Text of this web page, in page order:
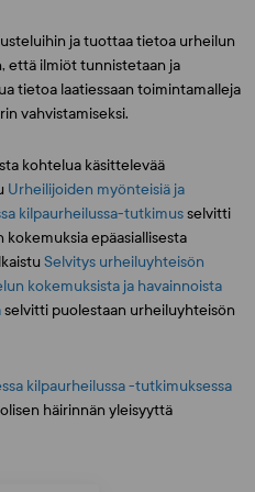
ja tuottaa tietoa urheilun
että ilmiöt tunnistetaan ja
tietoa laatiessaan toimintamalleja
vahvistamiseksi.
kohtelua käsittelevää
Urheilijoiden myönteisiä ja
kilpaurheilussa-tutkimusselvitti
epäasiallisesta
Selvitys urheiluyhteisön
kokemuksista ja havainnoista
selvitti puolestaan urheiluyhteisön
kilpaurheilussa -tutkimuksessa
häirinnän yleisyyttä